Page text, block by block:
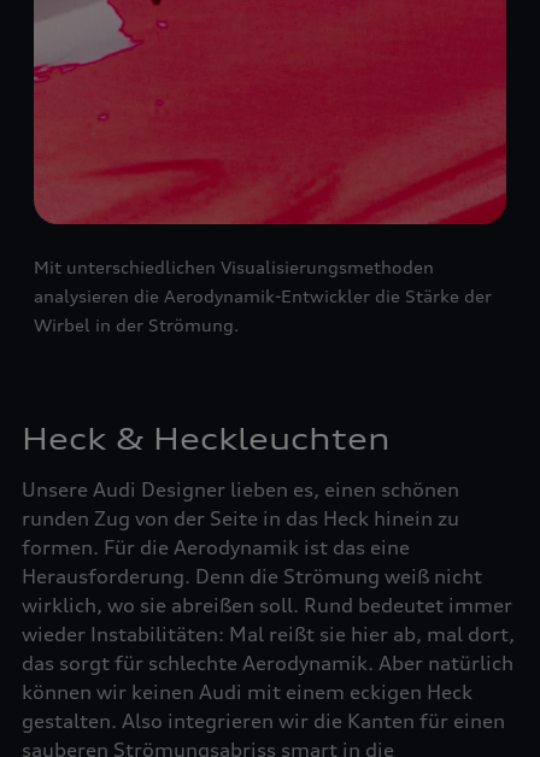
Mit unterschiedlichen Visualisierungsmethoden
analysieren die Aerodynamik-Entwickler die Stärke der
Wirbel in der Strömung.
Heck & Heckleuchten
Unsere Audi Designer lieben es, einen schönen
runden Zug von der Seite in das Heck hinein zu
formen. Für die Aerodynamik ist das eine
Herausforderung. Denn die Strömung weiß nicht
wirklich, wo sie abreißen soll. Rund bedeutet immer
wieder Instabilitäten: Mal reißt sie hier ab, mal dort,
das sorgt für schlechte Aerodynamik. Aber natürlich
können wir keinen Audi mit einem eckigen Heck
gestalten. Also integrieren wir die Kanten für einen
sauberen Strömungsabriss smart in die